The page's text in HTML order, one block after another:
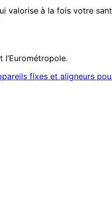
valorise à la fois votre
fixes et aligneurs